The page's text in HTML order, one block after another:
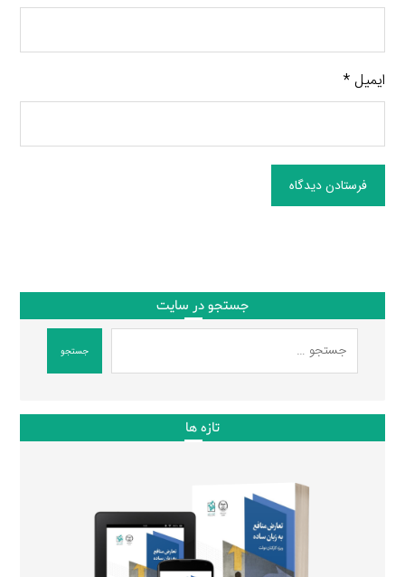
ایمیل*
فرستادن دیدگاه
جستجو در سایت
جستجو
تازه ها